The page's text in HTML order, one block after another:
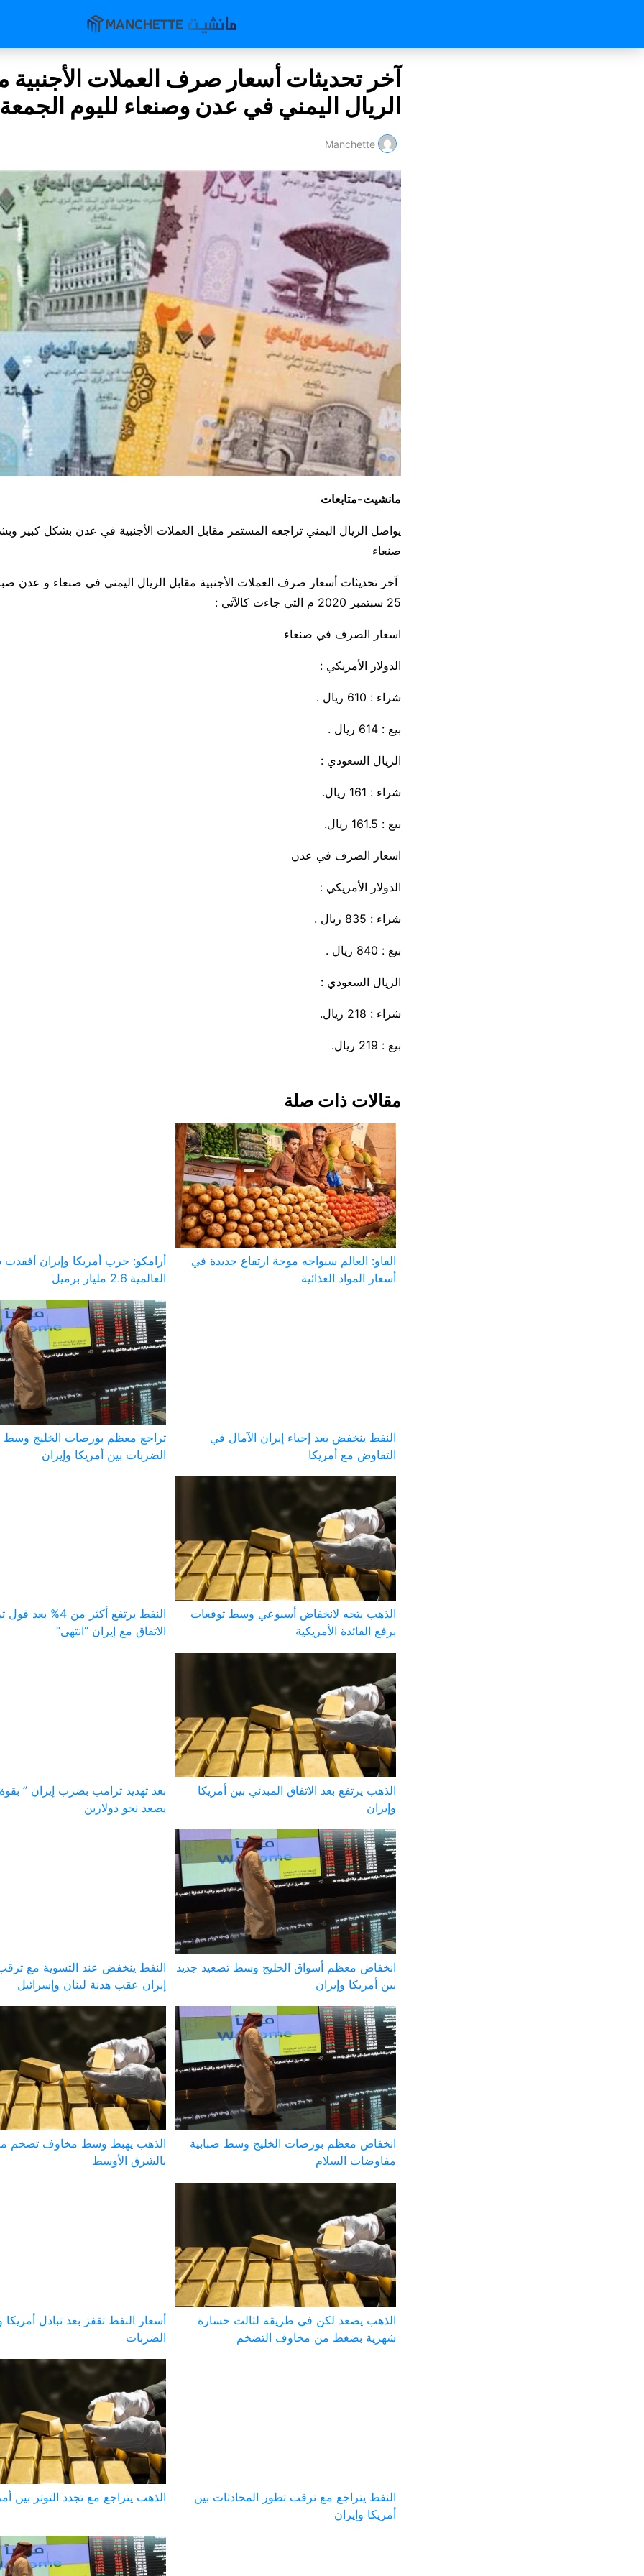
آخر تحديثات أسعار صرف العملات الأجنبية
الريال اليمني في عدن وصنعاء لليوم الجمعة
Manchette
مانشيت-متابعات
يواصل الريال اليمني تراجعه المستمر مقابل العملات الأجنبية في عدن بشكل كبير
صنعاء
آخر تحديثات أسعار صرف العملات الأجنبية مقابل الريال اليمني في صنعاء و عدن
25 سبتمبر 2020 م التي جاءت كالآتي :
اسعار الصرف في صنعاء
الدولار الأمريكي :
شراء : 610 ريال .
بيع : 614 ريال .
الريال السعودي :
شراء : 161 ريال.
بيع : 161.5 ريال.
اسعار الصرف في عدن
الدولار الأمريكي :
شراء : 835 ريال .
بيع : 840 ريال .
الريال السعودي :
شراء : 218 ريال.
بيع : 219 ريال.
مقالات ذات صلة
الفاو: العالم سيواجه موجة ارتفاع جديدة في
أسعار المواد الغذائية
أرامكو: حرب أمريكا وإيران
العالمية 2.6 مليار برميل
النفط ينخفض بعد إحياء إيران الآمال في
التفاوض مع أمريكا
تراجع معظم بورصات الخليج وسط
الضربات بين أمريكا وإيران
الذهب يتجه لانخفاض أسبوعي وسط توقعات
برفع الفائدة الأمريكية
النفط يرتفع أكثر من
الاتفاق مع إيران “انتهى”
الذهب يرتفع بعد الاتفاق المبدئي بين أمريكا
وإيران
بعد تهديد ترامب بضرب إيران ”
يصعد نحو دولارين
انخفاض معظم أسواق الخليج وسط تصعيد جديد
بين أمريكا وإيران
النفط ينخفض عند التسوية مع
إيران عقب هدنة لبنان وإسرائيل
انخفاض معظم بورصات الخليج وسط ضبابية
مفاوضات السلام
الذهب يهبط وسط مخاوف تضخم
بالشرق الأوسط
الذهب يصعد لكن في طريقه لثالث خسارة
شهرية بضغط من مخاوف التضخم
أسعار النفط تقفز بعد تبادل أمريكا
الضربات
النفط يتراجع مع ترقب تطور المحادثات بين
أمريكا وإيران
الذهب يتراجع مع تجدد التوتر بين